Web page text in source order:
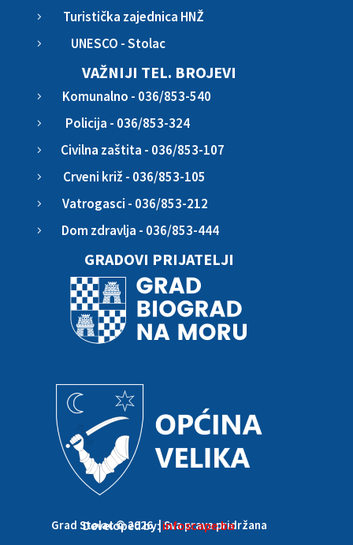
5 Turistička zajednica HNŽ
5 UNESCO - Stolac
VAŽNIJI TEL. BROJEVI
5 Komunalno - 036/853-540
5 Policija - 036/853-324
5 Civilna zaštita - 036/853-107
5 Crveni križ - 036/853-105
5 Vatrogasci - 036/853-212
5 Dom zdravlja - 036/853-444
GRADOVI PRIJATELJI
Grad Stolac © 2026. | Sva prava pridržana
Developed by: infoscape.ba